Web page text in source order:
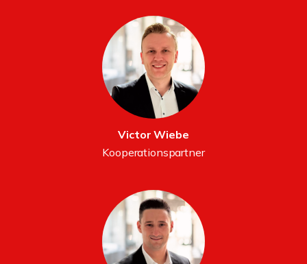
Victor Wiebe
Kooperationspartner